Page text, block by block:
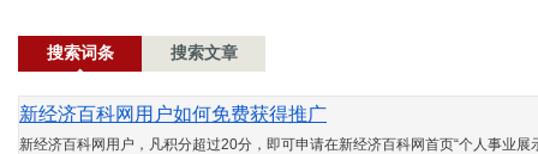
搜索词条 搜索文章
新经济百科网用户如何免费获得推广
新经济百科网用户，凡积分超过20分，即可申请在新经济百科网首页“个人事业